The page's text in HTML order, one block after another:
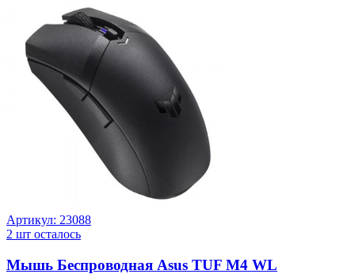
Артикул: 23088
2 шт осталось
Мышь Беспроводная Asus TUF M4 WL